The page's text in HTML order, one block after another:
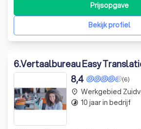
Bekijk profiel
Prijsopgave
6.Vertaalbureau Easy
(6)
8,4
place Werkgebied
timelapse 10 jaar in bedrijf